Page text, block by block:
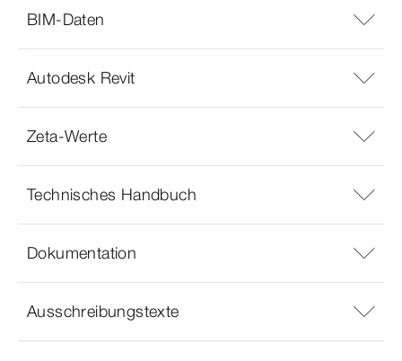
BIM-Daten
Autodesk Revit
Zeta-Werte
Technisches Handbuch
Dokumentation
Ausschreibungstexte